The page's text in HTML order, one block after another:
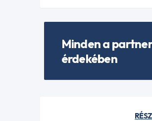
Minden a
érdekében